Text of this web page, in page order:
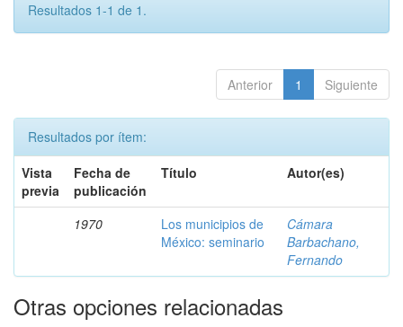
Resultados 1-1 de 1.
Anterior 1 Siguiente
Resultados por ítem:
Vista
previa
Fecha de
publicación
Título Autor(es)
1970
Los municipios de
México: seminario
Cámara
Barbachano,
Fernando
Otras opciones relacionadas